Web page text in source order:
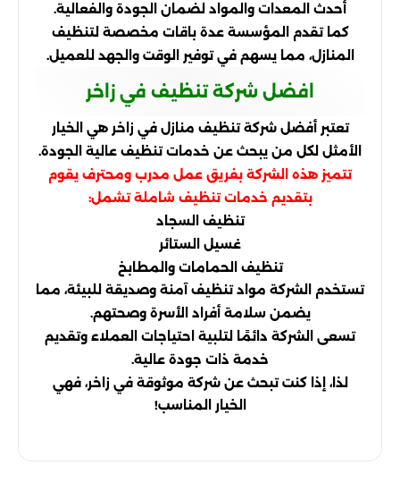
أحدث المعدات والمواد لضمان الجودة والفعالية.
كما تقدم المؤسسة عدة باقات مخصصة لتنظيف
المنازل، مما يسهم في توفير الوقت والجهد للعميل.
افضل شركة تنظيف في زاخر
تعتبر أفضل شركة تنظيف منازل في زاخر هي الخيار
الأمثل لكل من يبحث عن خدمات تنظيف عالية الجودة.
تتميز هذه الشركة بفريق عمل مدرب ومحترف يقوم
بتقديم خدمات تنظيف شاملة تشمل:
تنظيف السجاد
غسيل الستائر
تنظيف الحمامات والمطابخ
تستخدم الشركة مواد تنظيف آمنة وصديقة للبيئة، مما
يضمن سلامة أفراد الأسرة وصحتهم.
تسعى الشركة دائمًا لتلبية احتياجات العملاء وتقديم
خدمة ذات جودة عالية.
لذا، إذا كنت تبحث عن شركة موثوقة في زاخر، فهي
الخيار المناسب!